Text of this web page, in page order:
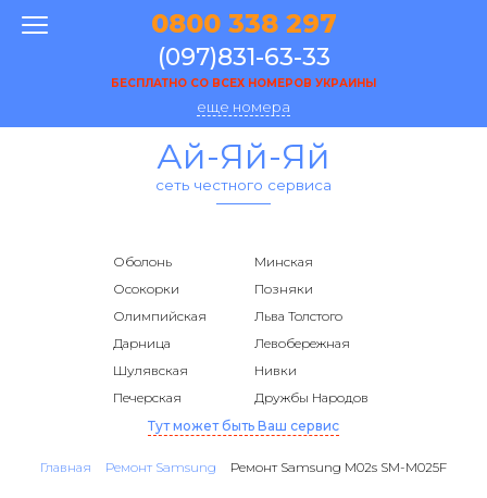
0800 338 297
(097)831-63-33
БЕСПЛАТНО СО ВСЕХ НОМЕРОВ УКРАИНЫ
еще номера
Ай-Яй-Яй
сеть честного сервиса
Оболонь
Минская
Осокорки
Позняки
Олимпийская
Льва Толстого
Дарница
Левобережная
Шулявская
Нивки
Печерская
Дружбы Народов
Тут может быть Ваш сервис
Главная Ремонт Samsung Ремонт Samsung M02s SM-M025F